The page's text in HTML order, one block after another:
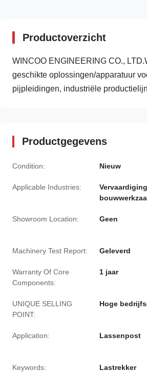
Productoverzicht
WINCOO ENGINEERING CO.,
geschikte oplossingen/apparatuur
pijpleidingen, industriële
Productgegevens
Condition: Nieuw
Applicable Industries:
Showroom Location: Geen
Machinery Test Report: Geleverd
Warranty Of Core
Components:
1 jaar
UNIQUE SELLING
POINT:
Hoge
Application: Lassenpost
Keywords: Lastrekker